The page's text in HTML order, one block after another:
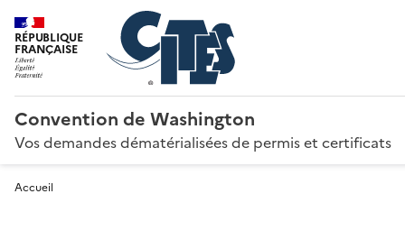
RÉPUBLIQUE
FRANÇAISE
Convention de Washington
Vos demandes dématérialisées de permis et certificats
Accueil